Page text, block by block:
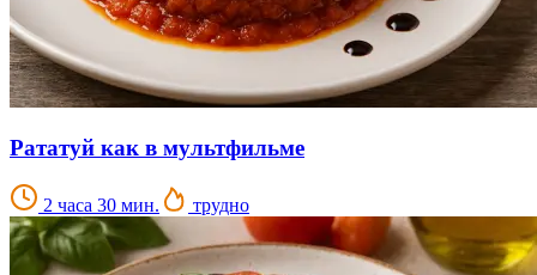
Рататуй как в мультфильме
2 часа 30 мин. трудно